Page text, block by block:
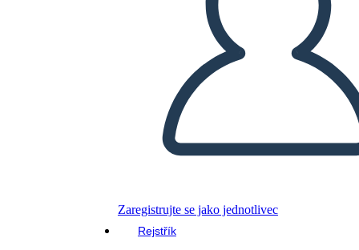
Zaregistrujte se jako jednotlivec
Rejstřík
VYTVOŘIT STORYBOARD
PŘEHRÁT PREZENTACI
PŘEČTI MI